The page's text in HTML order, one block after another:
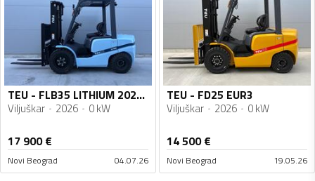
TEU - FLB35 LITHIUM 2026. godište - Novo
Viljuškar 2026 0 kW
17 900€
Novi Beograd 04.07.26
TEU - FD25 EUR3
Viljuškar 2026 0 kW
14 500€
Novi Beograd 19.05.26